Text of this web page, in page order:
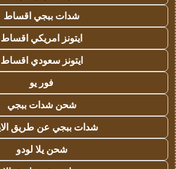
شدات ببجي اقساط
ايتونز امريكي اقساط
ايتونز سعودي اقساط
فور يو
شحن شدات ببجي
شدات ببجي عن طريق
شحن يلا لودو